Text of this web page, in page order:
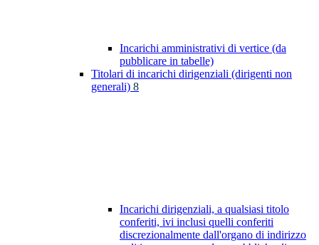
Incarichi amministrativi di vertice (da
pubblicare in tabelle)
Titolari di incarichi dirigenziali (dirigenti non
generali) 8
Incarichi dirigenziali, a qualsiasi titolo
conferiti, ivi inclusi quelli conferiti
discrezionalmente dall'organo di indirizzo